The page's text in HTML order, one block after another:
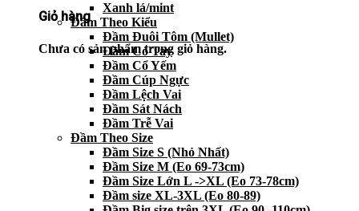
Giỏ hàng
Chưa có sản phẩm trong giỏ hàng.
Xanh lá/mint
Đầm Theo Kiểu
Đầm Đuôi Tôm (Mullet)
Đầm Có Tay
Đầm Cổ Yếm
Đầm Cúp Ngực
Đầm Lệch Vai
Đầm Sát Nách
Đầm Trễ Vai
Đầm Theo Size
Đầm Size S (Nhỏ Nhất)
Đầm Size M (Eo 69-73cm)
Đầm Size Lớn L ->XL (Eo 73-78cm)
Đầm size XL-3XL (Eo 80-89)